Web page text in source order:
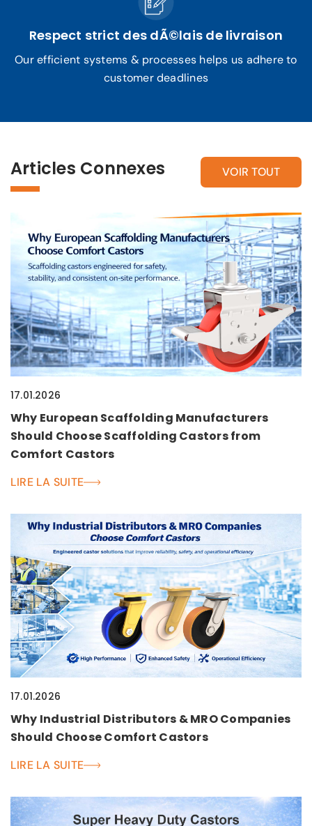
Respect strict des dÃ©lais de livraison
Our efficient systems & processes helps us adhere to
customer deadlines
Articles Connexes VOIR TOUT
17.01.2026
Why European Scaffolding Manufacturers
Should Choose Scaffolding Castors from
Comfort Castors
LIRE LA SUITE
17.01.2026
Why Industrial Distributors & MRO Companies
Should Choose Comfort Castors
LIRE LA SUITE